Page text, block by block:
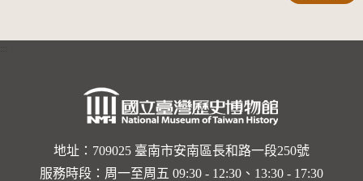
地址：709025 臺南市安南區長和路一段250號
服務時段：周一至周五 09:30 - 12:30、13:30 - 17:30